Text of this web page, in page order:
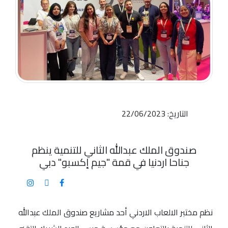
التاريخ: 22/06/2023
صندوق الملك عبدالله الثاني للتنمية ينظم
جناحا اردنيا في قمة "جيم إكسبو" دبي
نظم مختبر الالعاب الاردني أحد مشاريع صندوق الملك عبدالله